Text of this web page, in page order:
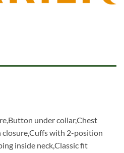
under collar,Chest
with 2-position
inside neck,Classic fit